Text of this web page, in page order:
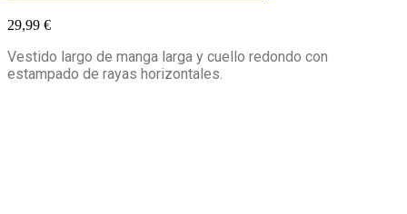
29,99 €
Vestido largo de manga larga y cuello redondo con
estampado de rayas horizontales.